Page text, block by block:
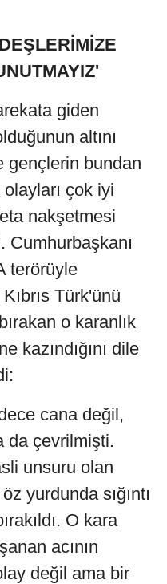
giden
altını
gençlerin bundan
çok iyi
nakşetmesi
Cumhurbaşkanı
terörüyle
Türk'ünü
o karanlık
kazındığını dile
cana değil,
da çevrilmişti.
unsuru olan
yurdunda sığıntı
O kara
acının
değil ama bir